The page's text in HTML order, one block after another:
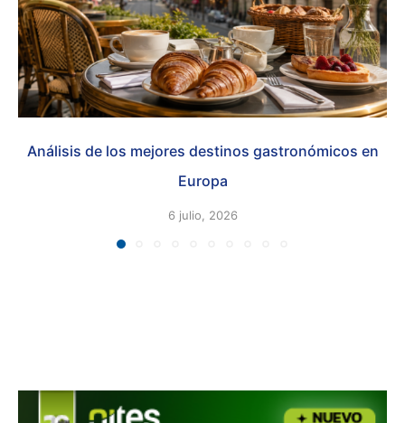
Análisis de los mejores destinos gastronómicos en
Europa
6 julio, 2026